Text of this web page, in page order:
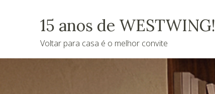
15 anos de WESTWING!
Voltar para casa é o melhor convite